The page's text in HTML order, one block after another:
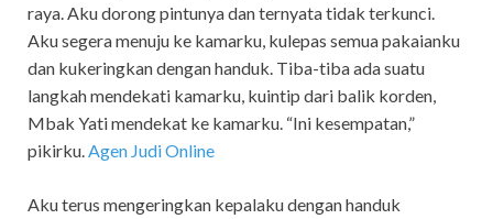
raya. Aku dorong pintunya dan ternyata tidak terkunci.
Aku segera menuju ke kamarku, kulepas semua pakaianku
dan kukeringkan dengan handuk. Tiba-tiba ada suatu
langkah mendekati kamarku, kuintip dari balik korden,
Mbak Yati mendekat ke kamarku. “Ini kesempatan,”
pikirku.Agen Judi Online
Aku terus mengeringkan kepalaku dengan handuk